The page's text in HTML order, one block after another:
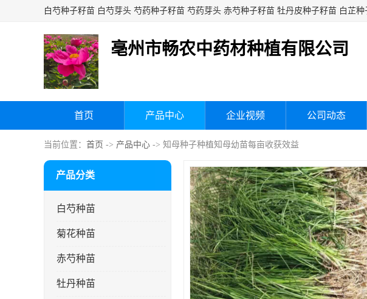
亳州市畅农中药材种植有限公司
首页 产品中心 企业视频 公司动态
当前位置： 首页 -> 产品中心 -> 知母种子种植知母幼苗每亩收获效益
产品分类
白芍种苗
菊花种苗
赤芍种苗
牡丹种苗